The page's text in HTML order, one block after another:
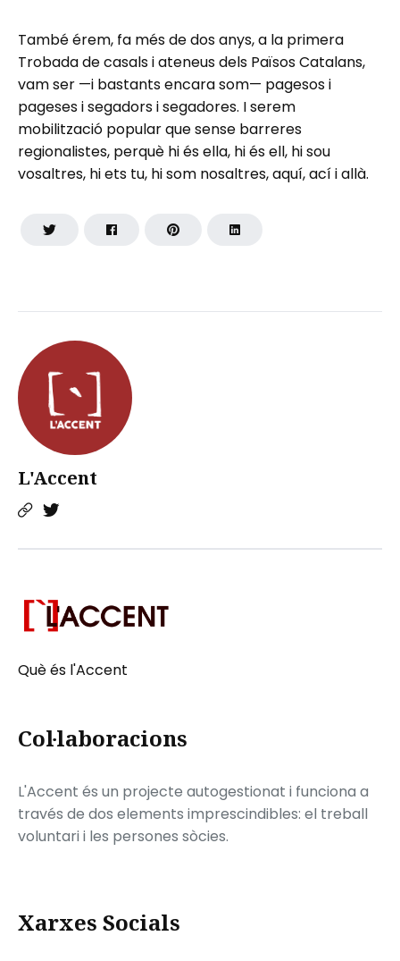
L'Accent
També érem, fa més de dos anys, a la primera
Trobada de casals i ateneus dels Països Catalans,
vam ser —i bastants encara som— pagesos i
pageses i segadors i segadores. I serem
mobilització popular que sense barreres
regionalistes, perquè hi és ella, hi és ell, hi sou
vosaltres, hi ets tu, hi som nosaltres, aquí, ací i allà.
Què és l'Accent
Col·laboracions
L'Accent és un projecte autogestionat i funciona a
través de dos elements imprescindibles: el treball
voluntari i les persones sòcies.
Xarxes Socials